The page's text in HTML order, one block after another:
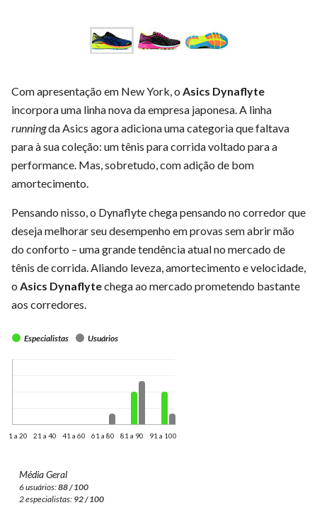
Com apresentação em New York, o Asics Dynaflyte
incorpora uma linha nova da empresa japonesa. A linha
runningda Asics agora adiciona uma categoria que faltava
para à sua coleção: um tênis para corrida voltado para a
performance. Mas, sobretudo, com adição de bom
amortecimento.
Pensando nisso, o Dynaflyte chega pensando no corredor que
deseja melhorar seu desempenho em provas sem abrir mão
do conforto – uma grande tendência atual no mercado de
tênis de corrida. Aliando leveza, amortecimento e velocidade,
o Asics Dynaflytechega ao mercado prometendo bastante
aos corredores.
Especialistas Usuários
1 a 20 21 a 40 41 a 60 61 a 80 81 a 90 91 a 100
Média Geral
6 usuários:88 / 100
2 especialistas: 92 / 100